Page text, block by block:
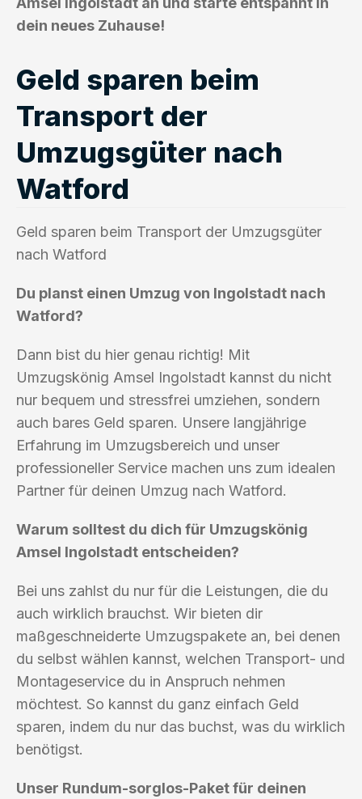
dein neues Zuhause!
Geld sparen beim
Transport der
Umzugsgüter nach
Watford
Geld sparen beim Transport der Umzugsgüter
nach Watford
Du planst einen Umzug von Ingolstadt nach
Watford?
Dann bist du hier genau richtig! Mit
Umzugskönig Amsel Ingolstadt kannst du nicht
nur bequem und stressfrei umziehen, sondern
auch bares Geld sparen. Unsere langjährige
Erfahrung im Umzugsbereich und unser
professioneller Service machen uns zum idealen
Partner für deinen Umzug nach Watford.
Warum solltest du dich für Umzugskönig
Amsel Ingolstadt entscheiden?
Bei uns zahlst du nur für die Leistungen, die du
auch wirklich brauchst. Wir bieten dir
maßgeschneiderte Umzugspakete an, bei denen
du selbst wählen kannst, welchen Transport- und
Montageservice du in Anspruch nehmen
möchtest. So kannst du ganz einfach Geld
sparen, indem du nur das buchst, was du wirklich
benötigst.
Unser Rundum-sorglos-Paket für deinen